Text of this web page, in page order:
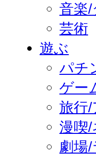
音楽/
芸術
遊ぶ
パチ
ゲー
旅行/
漫喫/
劇場